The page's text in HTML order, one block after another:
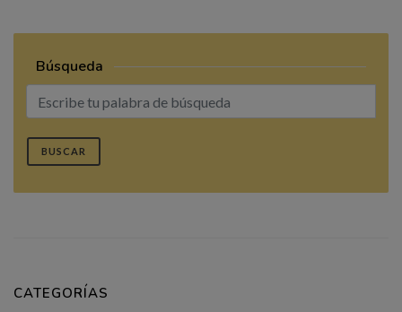
Búsqueda
BUSCAR
CATEGORÍAS